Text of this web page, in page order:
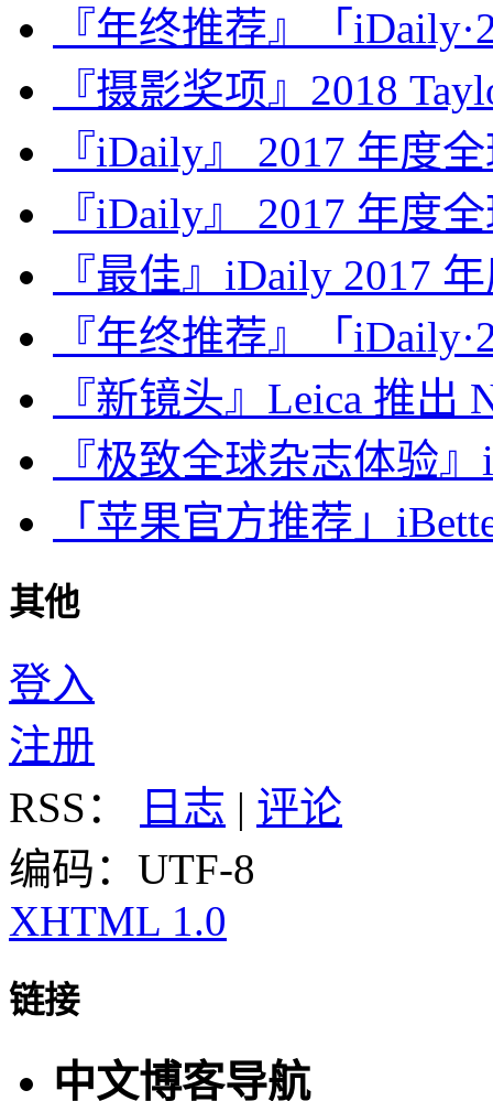
『年终推荐』「
『摄影奖项』2018
『iDaily』 2017 年度
『iDaily』 2017 年度
『最佳』iDaily 2017
『年终推荐』「
『新镜头』Leica 推出
『极致全球杂志体验
「苹果官方推荐」
其他
登入
注册
RSS：
日志 | 评论
编码：UTF-8
XHTML 1.0
链接
中文博客导航